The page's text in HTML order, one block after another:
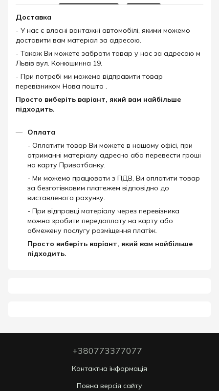
Доставка
- У нас є власні вантажні автомобілі, якими можемо
доставити вам матеріал за адресою.
- Також Ви можете забрати товар у нас за адресою м
Львів вул. Конюшинна 19.
- При потребі ми можемо відправити товар
перевізником Нова пошта .
Просто виберіть варіант, який вам найбільше
підходить.
Оплата
- Оплатити товар Ви можете в нашому офісі, при
отриманні матеріалу адресно або перевести гроші
на карту Приватбанку.
- Ми можемо працювати з ПДВ, Ви оплатити товар
за безготівковим платежем відповідно до
виставленого рахунку.
- При відправці матеріалу через перевізника
можна зробити передоплату на карту або
обмежену послугу розміщення платіж.
Просто виберіть варіант, який вам найбільше
підходить.
+380773377077
Контактна інформація
Повна версія сайту